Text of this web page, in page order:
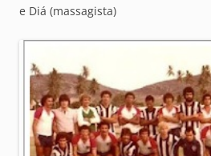
e Diá (massagista)